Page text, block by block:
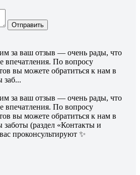
Отправить
за ваш отзыв — очень рады, что
впечатления. По вопросу
вы можете обратиться к нам в
заб...
за ваш отзыв — очень рады, что
впечатления. По вопросу
вы можете обратиться к нам в
(раздел «Контакты и
проконсультируют ✨